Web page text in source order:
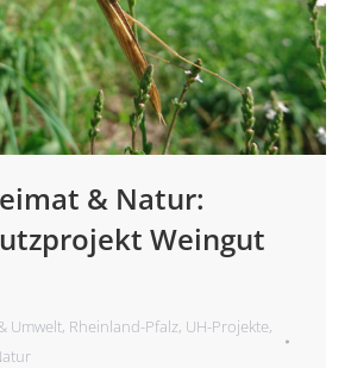
& Natur:
Weingut
Umwelt, Rheinland-Pfalz, UH-Projekte,